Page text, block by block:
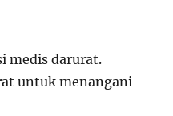
medis darurat.
untuk menangani